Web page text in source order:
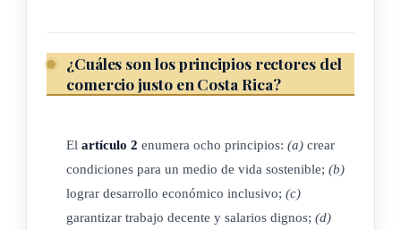
compradoras de comercio justo buscan que las personas
productoras y trabajadoras puedan mantener un medio de
mejorar las condiciones a lo largo del tiempo.
b) Lograr un desarrollo económico inclusivo: el comercio
justo apunta a fortalecer el capital social al asociarse con
¿Cuáles son los principios rectores del
comercio justo en Costa Rica?
El artículo 2 enumera ocho principios: (a) crear
condiciones para un medio de vida sostenible; (b)
lograr desarrollo económico inclusivo; (c)
garantizar trabajo decente y salarios dignos; (d)